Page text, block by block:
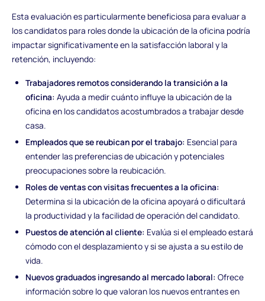
Esta evaluación es particularmente beneficiosa para evaluar a
los candidatos para roles donde la ubicación de la oficina podría
impactar significativamente en la satisfacción laboral y la
retención, incluyendo:
Trabajadores remotos considerando la transición a la
oficina: Ayuda a medir cuánto influye la ubicación de la
oficina en los candidatos acostumbrados a trabajar desde
casa.
Empleados que se reubican por el trabajo: Esencial para
entender las preferencias de ubicación y potenciales
preocupaciones sobre la reubicación.
Roles de ventas con visitas frecuentes a la oficina:
Determina si la ubicación de la oficina apoyará o dificultará
la productividad y la facilidad de operación del candidato.
Puestos de atención al cliente: Evalúa si el empleado estará
cómodo con el desplazamiento y si se ajusta a su estilo de
vida.
Nuevos graduados ingresando al mercado laboral: Ofrece
información sobre lo que valoran los nuevos entrantes en